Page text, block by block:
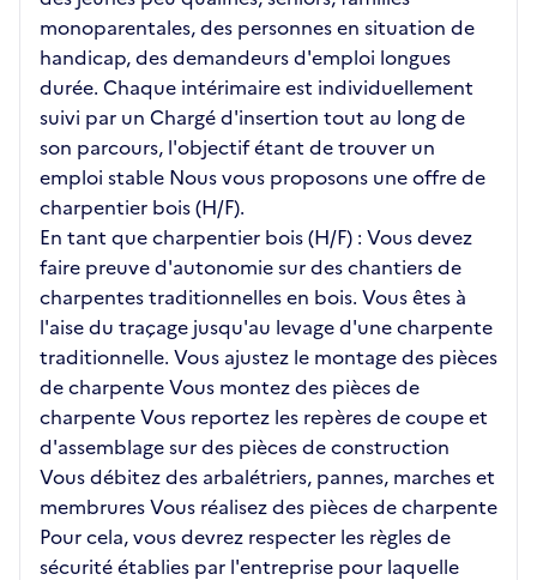
monoparentales, des personnes en situation de
handicap, des demandeurs d'emploi longues
durée. Chaque intérimaire est individuellement
suivi par un Chargé d'insertion tout au long de
son parcours, l'objectif étant de trouver un
emploi stable Nous vous proposons une offre de
charpentier bois (H/F).
En tant que charpentier bois (H/F) : Vous devez
faire preuve d'autonomie sur des chantiers de
charpentes traditionnelles en bois. Vous êtes à
l'aise du traçage jusqu'au levage d'une charpente
traditionnelle. Vous ajustez le montage des pièces
de charpente Vous montez des pièces de
charpente Vous reportez les repères de coupe et
d'assemblage sur des pièces de construction
Vous débitez des arbalétriers, pannes, marches et
membrures Vous réalisez des pièces de charpente
Pour cela, vous devrez respecter les règles de
sécurité établies par l'entreprise pour laquelle